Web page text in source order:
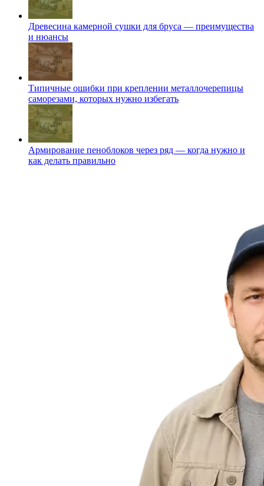
Древесина камерной сушки для бруса — преимущества
и нюансы
Типичные ошибки при креплении металлочерепицы
саморезами, которых нужно избегать
Армирование пеноблоков через ряд — когда нужно и
как делать правильно